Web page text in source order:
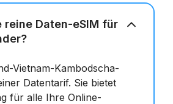
reine Daten-eSIM für
Vietnam-Kambodscha-
Datentarif. Sie bietet
für alle Ihre Online-